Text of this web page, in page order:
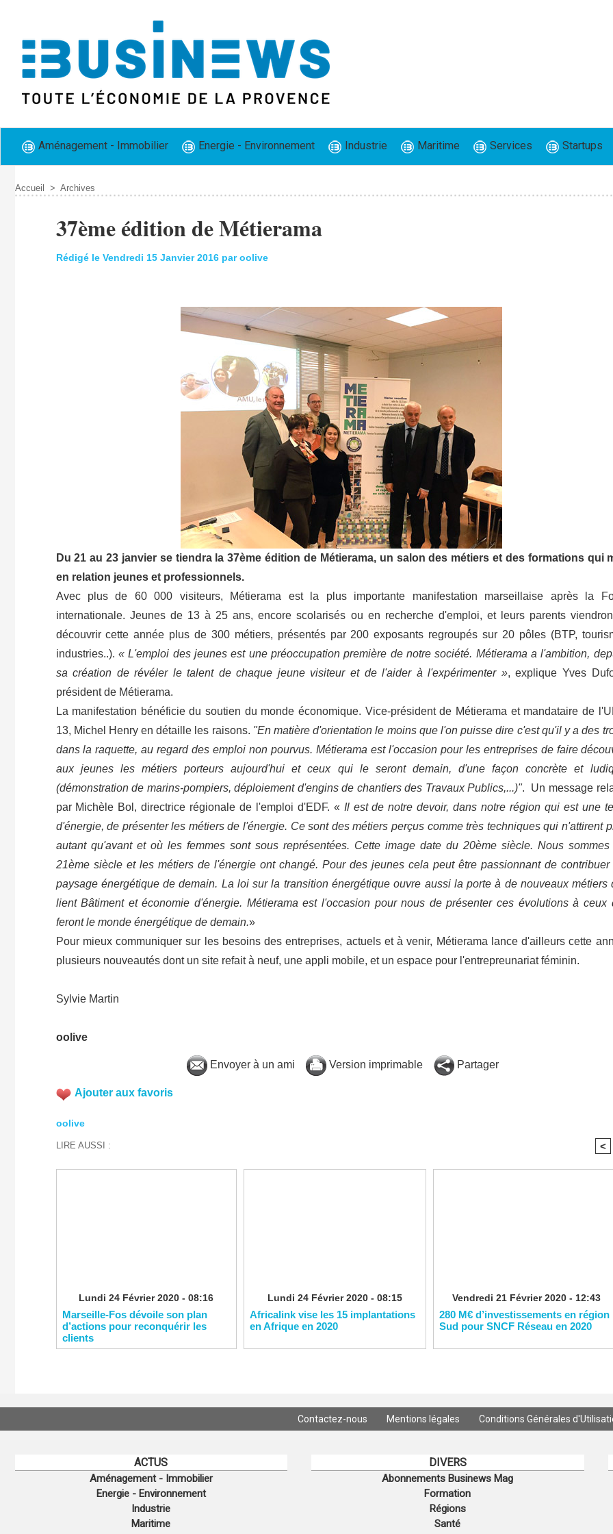
Aménagement - Immobilier Energie - Environnement Industrie Maritime Services Startups
Accueil > Archives
37ème édition de Métierama
Rédigé le Vendredi 15 Janvier 2016 par oolive
Du 21 au 23 janvier se tiendra la 37ème édition de Métierama, un salon des métiers et des formations qui
en relation jeunes et professionnels.
Avec plus de 60 000 visiteurs, Métierama est la plus importante manifestation marseillaise après la
internationale. Jeunes de 13 à 25 ans, encore scolarisés ou en recherche d'emploi, et leurs parents
découvrir cette année plus de 300 métiers, présentés par 200 exposants regroupés sur 20 pôles (BTP,
industries..). « L'emploi des jeunes est une préoccupation première de notre société. Métierama a l'ambition,
sa création de révéler le talent de chaque jeune visiteur et de l'aider à l'expérimenter », explique Yves
président de Métierama.
La manifestation bénéficie du soutien du monde économique. Vice-président de Métierama et mandataire de
13, Michel Henry en détaille les raisons. "En matière d'orientation le moins que l'on puisse dire c'est qu'il y a des
dans la raquette, au regard des emploi non pourvus. Métierama est l'occasion pour les entreprises de faire
aux jeunes les métiers porteurs aujourd'hui et ceux qui le seront demain, d'une façon concrète et
(démonstration de marins-pompiers, déploiement d'engins de chantiers des Travaux Publics,...)". Un message
par Michèle Bol, directrice régionale de l'emploi d'EDF. « Il est de notre devoir, dans notre région qui est une
d'énergie, de présenter les métiers de l'énergie. Ce sont des métiers perçus comme très techniques qui n'attirent
autant qu'avant et où les femmes sont sous représentées. Cette image date du 20ème siècle. Nous sommes
21ème siècle et les métiers de l'énergie ont changé. Pour des jeunes cela peut être passionnant de contribuer
paysage énergétique de demain. La loi sur la transition énergétique ouvre aussi la porte à de nouveaux métiers
lient Bâtiment et économie d'énergie. Métierama est l'occasion pour nous de présenter ces évolutions à ceux
feront le monde énergétique de demain.»
Pour mieux communiquer sur les besoins des entreprises, actuels et à venir, Métierama lance d'ailleurs cette
plusieurs nouveautés dont un site refait à neuf, une appli mobile, et un espace pour l'entrepreunariat féminin.
Sylvie Martin
oolive
Envoyer à un ami Version imprimable Partager
Ajouter aux favoris
oolive
LIRE AUSSI : <
Lundi 24 Février 2020 - 08:16
Marseille-Fos dévoile son plan
d’actions pour reconquérir les
clients
Lundi 24 Février 2020 - 08:15
Africalink vise les 15 implantations
en Afrique en 2020
Vendredi 21 Février 2020 - 12:43
280 M€ d’investissements en région
Sud pour SNCF Réseau en 2020
Contactez-nous Mentions légales Conditions Générales
ACTUS
Aménagement - Immobilier
Energie - Environnement
Industrie
Maritime
DIVERS
Abonnements Businews Mag
Formation
Régions
Santé